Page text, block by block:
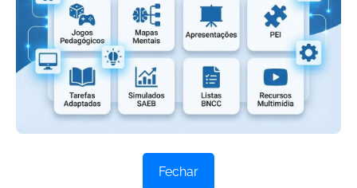
colocar uma fita no braço, ou perna
sinalizando o lado direito (ou esquerdo).
Coloca-se no chão algo delimitando o
espaço, por exemplo 3 colchonetes. A
criança fica posicionada no colchonete do
meio, e o professor diz: direita (ele deve
passar para o colchonete correspondente),
esquerda ou meio. Também, após terem
Fechar